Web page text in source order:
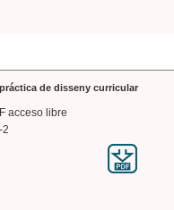
de disseny curricular
acceso libre
2